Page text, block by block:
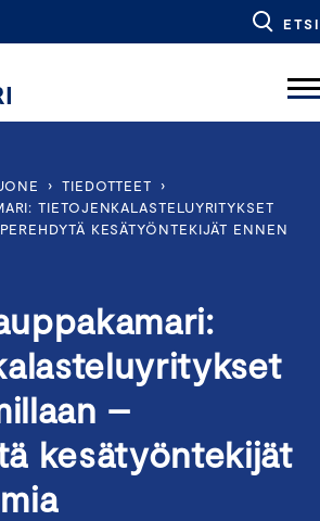
ETSI
› TIEDOTTEET
›
TIETOJENKALASTELUYRITYKSET
KESÄTYÖNTEKIJÄT ENNEN
–
kesätyöntekijät